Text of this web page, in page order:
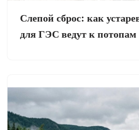
Слепой сброс: как
для ГЭС ведут к потопам